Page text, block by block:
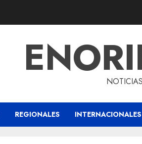
NOTICIAS
REGIONALES INTERNACIONALES